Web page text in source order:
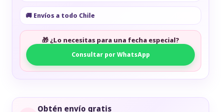
🚚 Envíos a todo Chile
🎁 ¿Lo necesitas para una fecha especial?
Consultar por WhatsApp
Obtén envío gratis